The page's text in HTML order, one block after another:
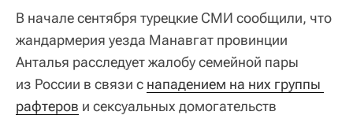
В начале сентября турецкие СМИ сообщили, что
жандармерия уезда Манавгат провинции
Анталья расследует жалобу семейной пары
из России в связи с нападением на них группы
рафтеров и сексуальных домогательств